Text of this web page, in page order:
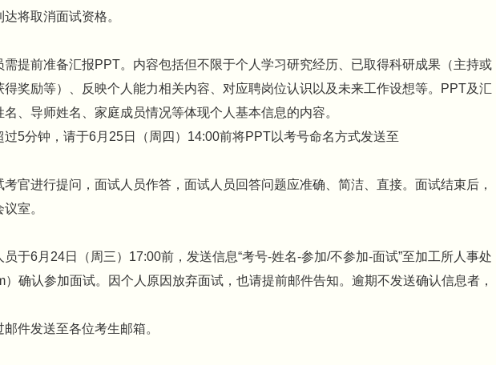
将取消面试资格。
需提前准备汇报PPT。内容包括但不限于个人学习研究经历、已取得科研成果（主持或
奖励等）、反映个人能力相关内容、对应聘岗位认识以及未来工作设想等。PPT及汇
、导师姓名、家庭成员情况等体现个人基本信息的内容。
过5分钟，请于6月25日（周四）14:00前将PPT以考号命名方式发送至
考官进行提问，面试人员作答，面试人员回答问题应准确、简洁、直接。面试结束后，
室。
员于6月24日（周三）17:00前，发送信息“考号-姓名-参加/不参加-面试”至加工所人事处
）确认参加面试。因个人原因放弃面试，也请提前邮件告知。逾期不发送确认信息者，
邮件发送至各位考生邮箱。